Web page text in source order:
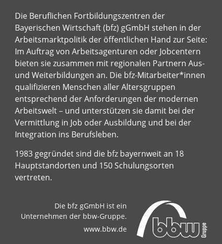
Die Beruflichen Fortbildungszentren der
Bayerischen Wirtschaft (bfz) gGmbH stehen in der
Arbeitsmarktpolitik der öffentlichen Hand zur Seite:
Im Auftrag von Arbeitsagenturen oder Jobcentern
bieten sie zusammen mit regionalen Partnern Aus-
und Weiterbildungen an. Die bfz-Mitarbeiter*innen
qualifizieren Menschen aller Altersgruppen
entsprechend der Anforderungen der modernen
Arbeitswelt – und unterstützen sie damit bei der
Vermittlung in Job oder Ausbildung und bei der
Integration ins Berufsleben.
1983 gegründet sind die bfz bayernweit an 18
Hauptstandorten und 150 Schulungsorten
vertreten.
Die bfz gGmbH ist ein
Unternehmen der bbw-Gruppe.
www.bbw.de